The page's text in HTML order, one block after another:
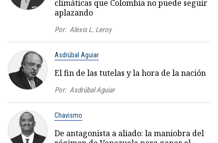
climáticas que Colombia no puede seguir
aplazando
Por: Alexis L. Leroy
Asdrúbal Aguiar
El fin de las tutelas y la hora de la nación
Por: Asdrúbal Aguiar
Chavismo
De antagonista a aliado: la maniobra del